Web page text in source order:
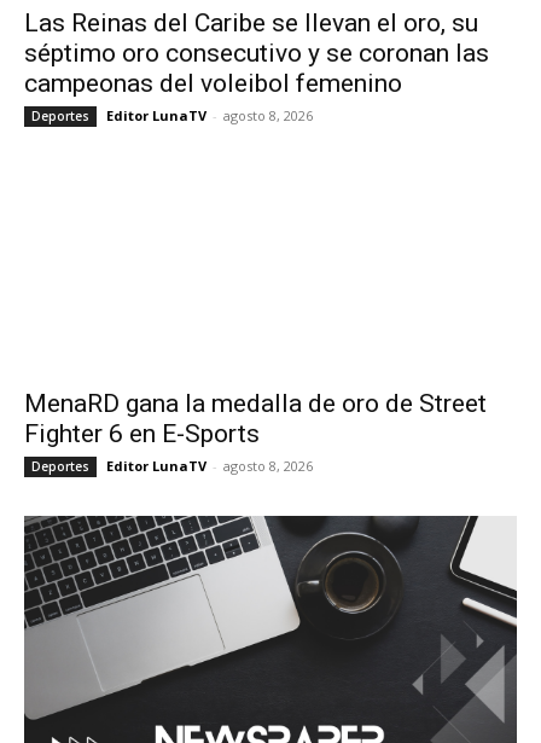
Las Reinas del Caribe se llevan el oro, su
séptimo oro consecutivo y se coronan las
campeonas del voleibol femenino
Deportes Editor LunaTV - agosto 8, 2026
MenaRD gana la medalla de oro de Street
Fighter 6 en E-Sports
Deportes Editor LunaTV - agosto 8, 2026